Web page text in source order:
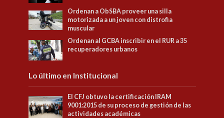
Ordenan a ObSBA proveer una silla
motorizada a un joven con distrofia
muscular
Ordenan al GCBA inscribir en el RUR a 35
recuperadores urbanos
Lo último en Institucional
El CFJ obtuvo la certificación IRAM
9001:2015 de su proceso de gestión de las
actividades académicas